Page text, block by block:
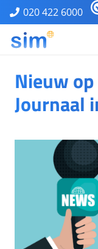
020 422 6000
Nieuw
Journaal